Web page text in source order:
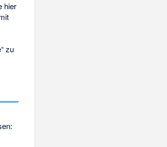
hier
zu